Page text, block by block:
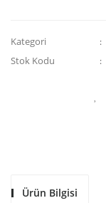
Kategori
Stok Kodu
Ürün Bilgisi